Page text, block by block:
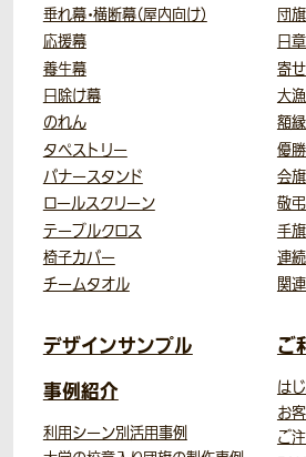
垂れ幕・横断幕（屋内向け）
応援幕
養生幕
日除け幕
のれん
タペストリー
バナースタンド
ロールスクリーン
テーブルクロス
椅子カバー
チームタオル
団
日
寄
大
額
優
会旗
敬
手旗
連
関
デザインサンプル
事例紹介
利用シーン別活用事例
ご
は
お
ご